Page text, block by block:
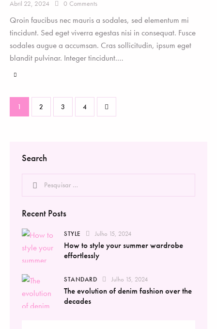
Abril 22, 2024 0 Comments
Qroin faucibus nec mauris a sodales, sed elementum mi
tincidunt. Sed eget viverra egestas nisi in consequat. Fusce
sodales augue a accumsan. Cras sollicitudin, ipsum eget
blandit pulvinar. Integer tincidunt.…
1 2 3 4
Search
Recent Posts
STYLE Julho 15, 2024
How to style your summer wardrobe
effortlessly
STANDARD Julho 15, 2024
The evolution of denim fashion over the
decades